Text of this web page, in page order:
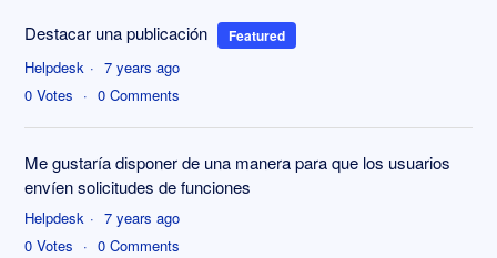
Destacar una publicación Featured
Helpdesk
7 years ago
0 Votes 0 Comments
Me gustaría disponer de una manera para que los usuarios
envíen solicitudes de funciones
Helpdesk
7 years ago
0 Votes 0 Comments